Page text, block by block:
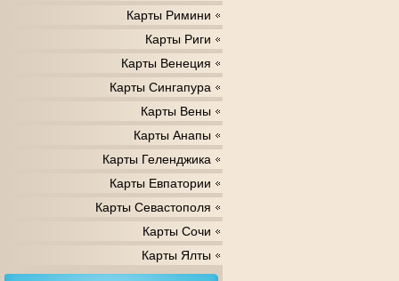
Карты Римини
Карты Риги
Карты Венеция
Карты Сингапура
Карты Вены
Карты Анапы
Карты Геленджика
Карты Евпатории
Карты Севастополя
Карты Сочи
Карты Ялты